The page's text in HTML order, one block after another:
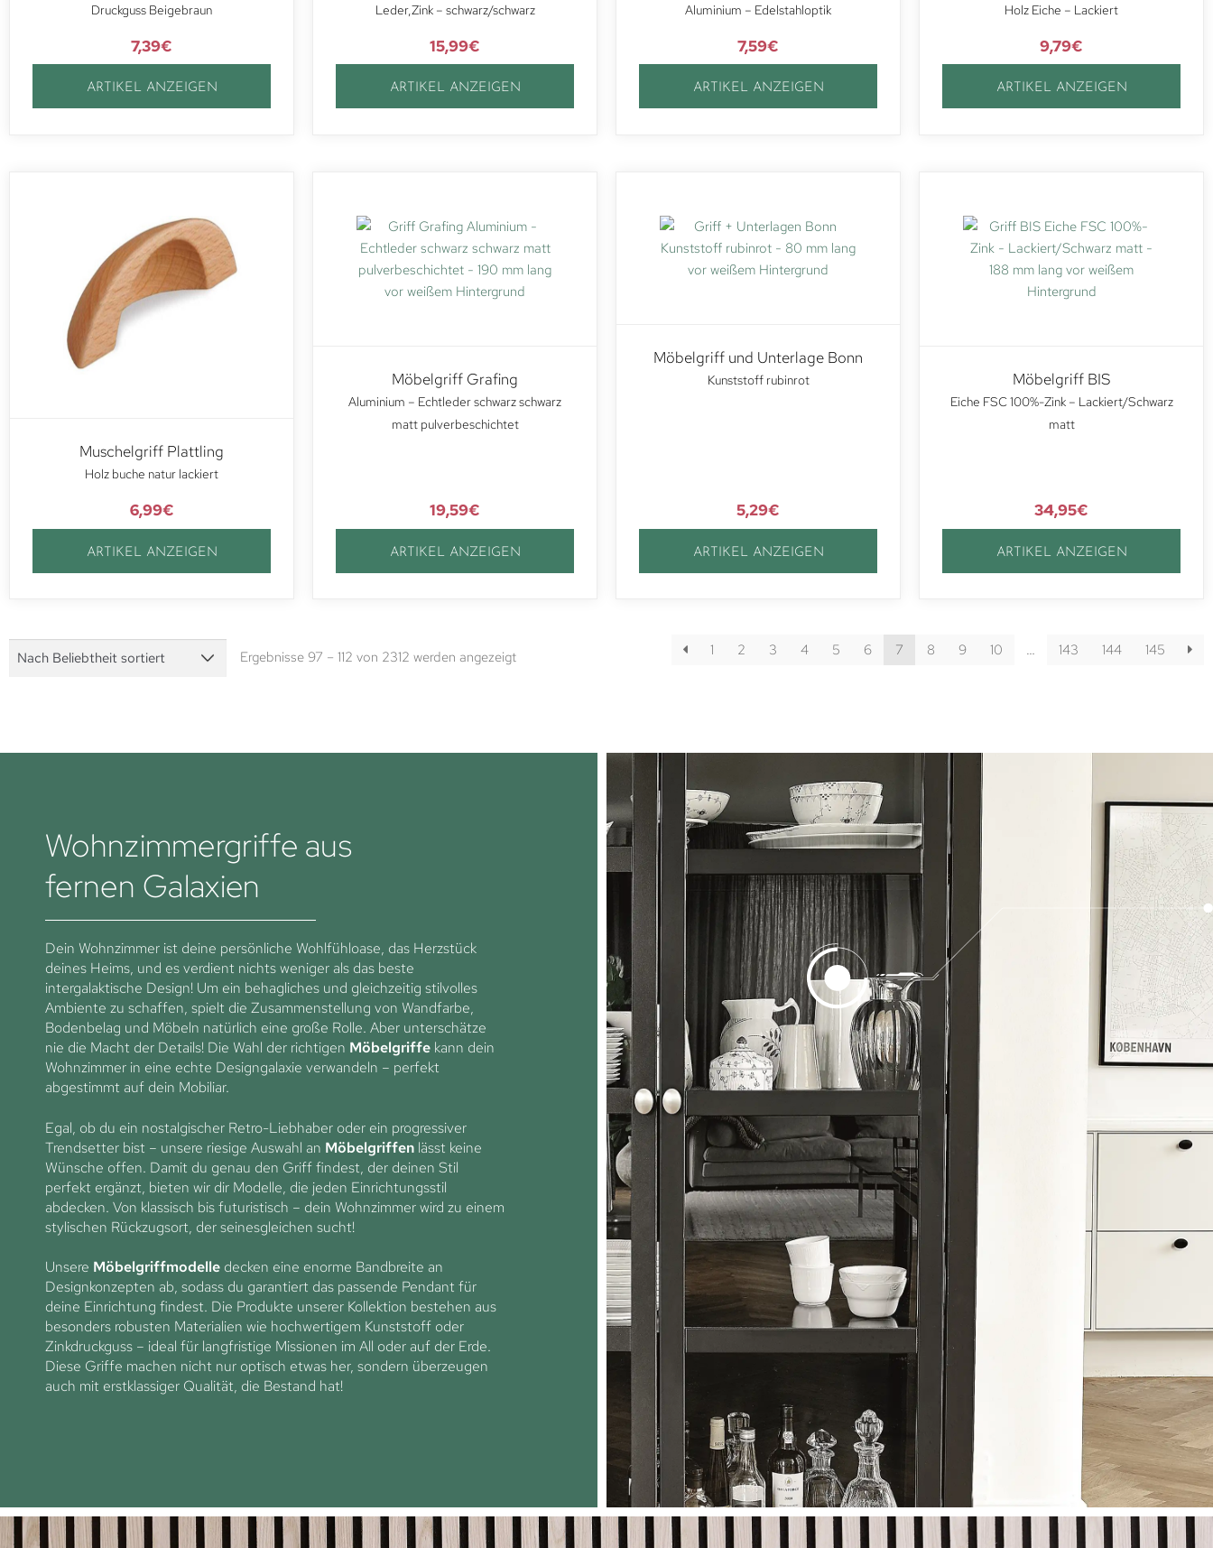
Druckguss Beigebraun
7,39€
ARTIKEL ANZEIGEN
Leder,Zink – schwarz/schwarz
15,99€
ARTIKEL ANZEIGEN
Aluminium – Edelstahloptik
7,59€
ARTIKEL ANZEIGEN
Holz Eiche – Lackiert
9,79€
ARTIKEL ANZEIGEN
Muschelgriff Plattling
Holz buche natur lackiert
6,99€
ARTIKEL ANZEIGEN
Möbelgriff Grafing
Aluminium – Echtleder schwarz schwarz
matt pulverbeschichtet
19,59€
ARTIKEL ANZEIGEN
Möbelgriff und Unterlage Bonn
Kunststoff rubinrot
5,29€
ARTIKEL ANZEIGEN
Möbelgriff BIS
Eiche FSC 100%-Zink – Lackiert/Schwarz
matt
34,95€
ARTIKEL ANZEIGEN
Ergebnisse 97 – 112 von 2312 werden angezeigt 1 2 3 4 5 6 7 8 9 10 … 143 144 145
Wohnzimmergriffe aus
fernen Galaxien
Dein Wohnzimmer ist deine persönliche Wohlfühloase, das Herzstück
deines Heims, und es verdient nichts weniger als das beste
intergalaktische Design! Um ein behagliches und gleichzeitig stilvolles
Ambiente zu schaffen, spielt die Zusammenstellung von Wandfarbe,
Bodenbelag und Möbeln natürlich eine große Rolle. Aber unterschätze
nie die Macht der Details! Die Wahl der richtigen Möbelgriffe kann dein
Wohnzimmer in eine echte Designgalaxie verwandeln – perfekt
abgestimmt auf dein Mobiliar.
Egal, ob du ein nostalgischer Retro-Liebhaber oder ein progressiver
Trendsetter bist – unsere riesige Auswahl an Möbelgriffen lässt keine
Wünsche offen. Damit du genau den Griff findest, der deinen Stil
perfekt ergänzt, bieten wir dir Modelle, die jeden Einrichtungsstil
abdecken. Von klassisch bis futuristisch – dein Wohnzimmer wird zu einem
stylischen Rückzugsort, der seinesgleichen sucht!
Unsere Möbelgriffmodelle decken eine enorme Bandbreite an
Designkonzepten ab, sodass du garantiert das passende Pendant für
deine Einrichtung findest. Die Produkte unserer Kollektion bestehen aus
besonders robusten Materialien wie hochwertigem Kunststoff oder
Zinkdruckguss – ideal für langfristige Missionen im All oder auf der Erde.
Diese Griffe machen nicht nur optisch etwas her, sondern überzeugen
auch mit erstklassiger Qualität, die Bestand hat!